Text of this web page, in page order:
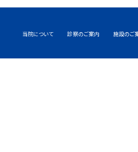
当院について 診察のご案内 施設のご